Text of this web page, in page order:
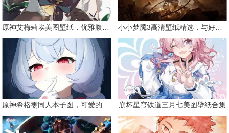
原神艾梅莉埃美图壁纸，优雅腹黑眼镜娘 小小梦魇3高清壁纸精选，与好友一同面对恐惧
原神希格雯同人本子图，可爱的双马尾 崩坏星穹铁道三月七美图壁纸合集